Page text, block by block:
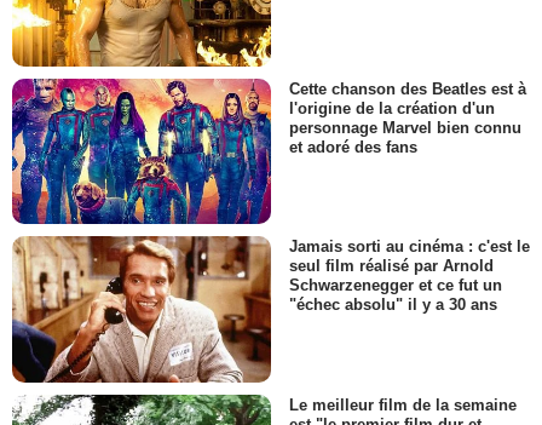
Cette chanson des Beatles est à
l'origine de la création d'un
personnage Marvel bien connu
et adoré des fans
Jamais sorti au cinéma : c'est le
seul film réalisé par Arnold
Schwarzenegger et ce fut un
"échec absolu" il y a 30 ans
Le meilleur film de la semaine